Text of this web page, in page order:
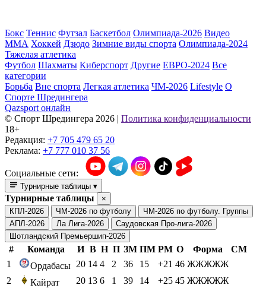
Бокс Теннис Футзал Баскетбол Олимпиада-2026 Видео
ММА Хоккей Дзюдо Зимние виды спорта Олимпиада-2024
Тяжелая атлетика
Футбол Шахматы Киберспорт Другие ЕВРО-2024 Все
категории
Борьба Вне спорта Легкая атлетика ЧМ-2026 Lifestyle О
Спорте Шредингера
Qazsport онлайн
© Cпорт Шредингера 2026 | Политика конфиденциальности
18+
Редакция: +7 705 479 65 20
Реклама: +7 777 010 37 56
Социальные сети:
Турнирные таблицы ▾
Турнирные таблицы
×
КПЛ-2026
ЧМ-2026 по футболу
ЧМ-2026 по футболу. Группы
АПЛ-2026
Ла Лига-2026
Саудовская Про-лига-2026
Шотландский Премьершип-2026
# Команда И В Н П ЗМ ПМ РМ О Форма
СМ
1
Ордабасы 20 14 4 2 36 15 +21 46 ЖЖЖЖЖ
2
Кайрат 20 13 6 1 39 14 +25 45 ЖЖЖЖЖ